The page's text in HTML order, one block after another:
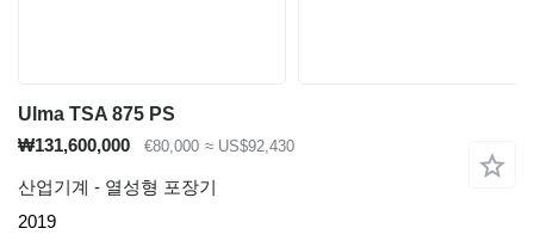
Ulma TSA 875 PS
₩131,600,000
€80,000 ≈ US$92,430
산업기계 - 열성형 포장기
2019